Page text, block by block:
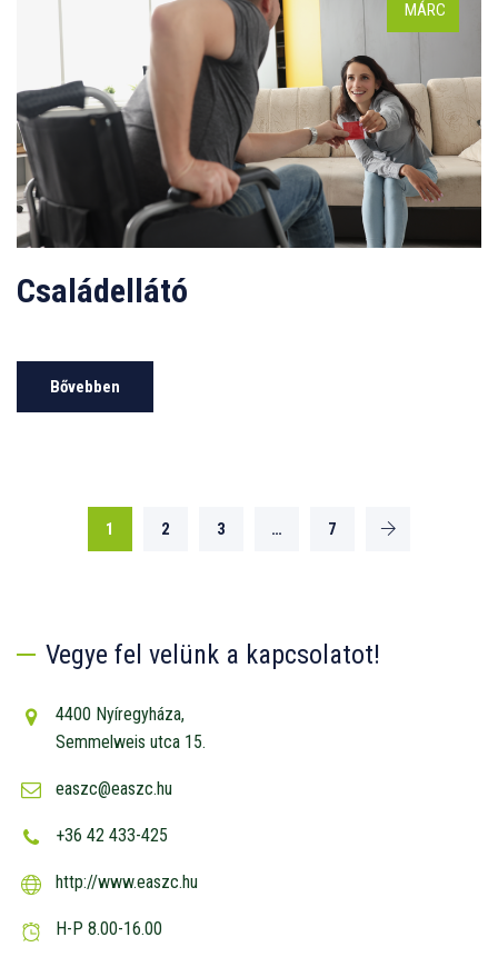
MÁRC
Családellátó
Bővebben
1 2 3 … 7
Vegye fel velünk a kapcsolatot!
4400 Nyíregyháza,
Semmelweis utca 15.
easzc@easzc.hu
+36 42 433-425
http://www.easzc.hu
H-P 8.00-16.00